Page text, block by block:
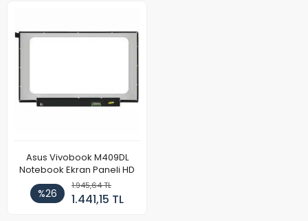
Asus Vivobook M409DL
Notebook Ekran Paneli HD
%26
1.945,64 TL
1.441,15 TL